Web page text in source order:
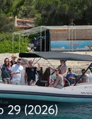
29 (2026)